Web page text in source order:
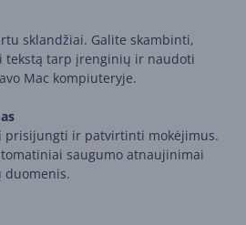
sklandžiai. Galite skambinti,
tekstą tarp įrenginių ir naudoti
Mac kompiuteryje.
prisijungti ir patvirtinti mokėjimus.
saugumo atnaujinimai
duomenis.